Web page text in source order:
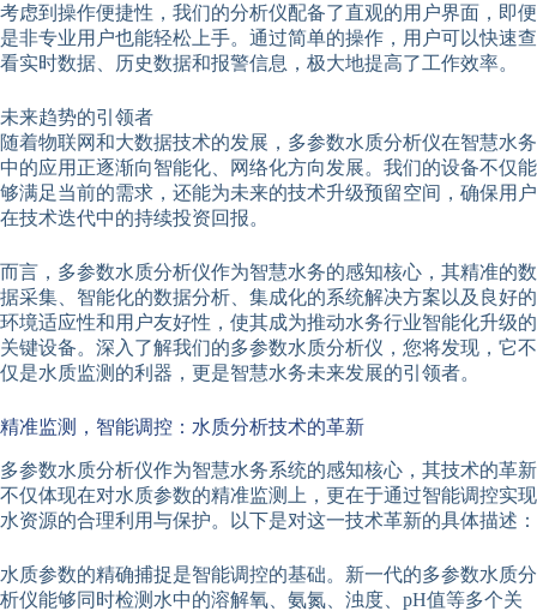
考虑到操作便捷性，我们的分析仪配备了直观的用户界面，即便
是非专业用户也能轻松上手。通过简单的操作，用户可以快速查
看实时数据、历史数据和报警信息，极大地提高了工作效率。
未来趋势的引领者
随着物联网和大数据技术的发展，多参数水质分析仪在智慧水务
中的应用正逐渐向智能化、网络化方向发展。我们的设备不仅能
够满足当前的需求，还能为未来的技术升级预留空间，确保用户
在技术迭代中的持续投资回报。
而言，多参数水质分析仪作为智慧水务的感知核心，其精准的数
据采集、智能化的数据分析、集成化的系统解决方案以及良好的
环境适应性和用户友好性，使其成为推动水务行业智能化升级的
关键设备。深入了解我们的多参数水质分析仪，您将发现，它不
仅是水质监测的利器，更是智慧水务未来发展的引领者。
精准监测，智能调控：水质分析技术的革新
多参数水质分析仪作为智慧水务系统的感知核心，其技术的革新
不仅体现在对水质参数的精准监测上，更在于通过智能调控实现
水资源的合理利用与保护。以下是对这一技术革新的具体描述：
水质参数的精确捕捉是智能调控的基础。新一代的多参数水质分
析仪能够同时检测水中的溶解氧、氨氮、浊度、pH值等多个关